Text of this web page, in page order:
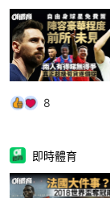
8
即時體育